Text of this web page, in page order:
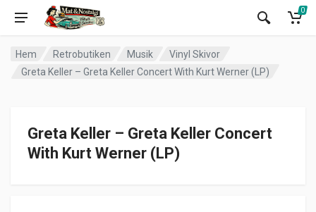
0
Hem Retrobutiken Musik
Vinyl Skivor
Greta Keller – Greta Keller Concert With Kurt Werner (LP)
Greta Keller – Greta Keller Concert
With Kurt Werner (LP)